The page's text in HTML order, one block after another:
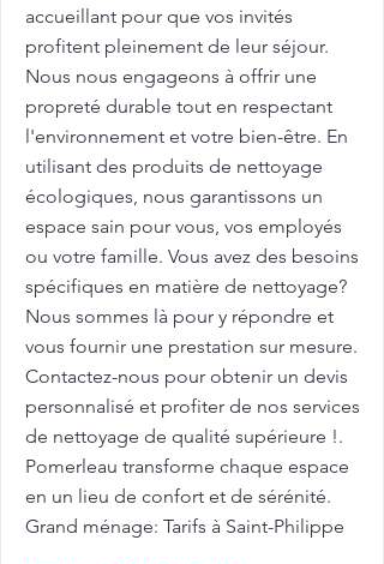
accueillant pour que vos invités
profitent pleinement de leur séjour.
Nous nous engageons à offrir une
propreté durable tout en respectant
l'environnement et votre bien-être. En
utilisant des produits de nettoyage
écologiques, nous garantissons un
espace sain pour vous, vos employés
ou votre famille. Vous avez des besoins
spécifiques en matière de nettoyage?
Nous sommes là pour y répondre et
vous fournir une prestation sur mesure.
Contactez-nous pour obtenir un devis
personnalisé et profiter de nos services
de nettoyage de qualité supérieure !.
Pomerleau transforme chaque espace
en un lieu de confort et de sérénité.
Grand ménage: Tarifs à Saint-Philippe